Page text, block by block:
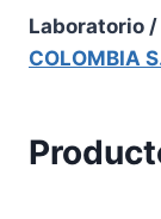
Laboratorio
COLOMBIA